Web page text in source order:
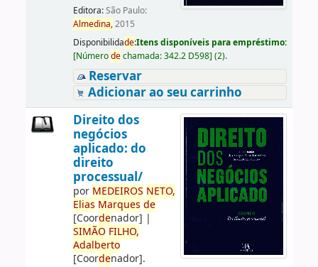
Editora:São Paulo:
Almedina,2015
Disponibilidade:Itens disponíveis para empréstimo:
[Númerodechamada:342.2 D598] (2).
Reservar
Adicionar ao seu carrinho
Direito dos
negócios
aplicado: do
direito
processual/
por MEDEIROS NETO,
Elias Marques de
[Coordenador] |
SIMÃO FILHO,
Adalberto
[Coordenador].